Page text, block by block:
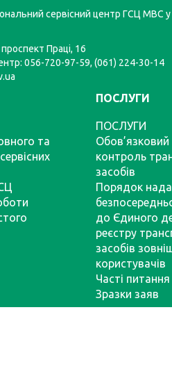
сервісний центр ГСЦ МВС у
Праці, 16
056-720-97-59, (061) 224-30-14
та
ПОСЛУГИ
ПОСЛУГИ
Обов’язковий
контроль
засобів
Порядок
до Єдиного
реєстру
засобів
користувачів
Часті питання
Зразки заяв